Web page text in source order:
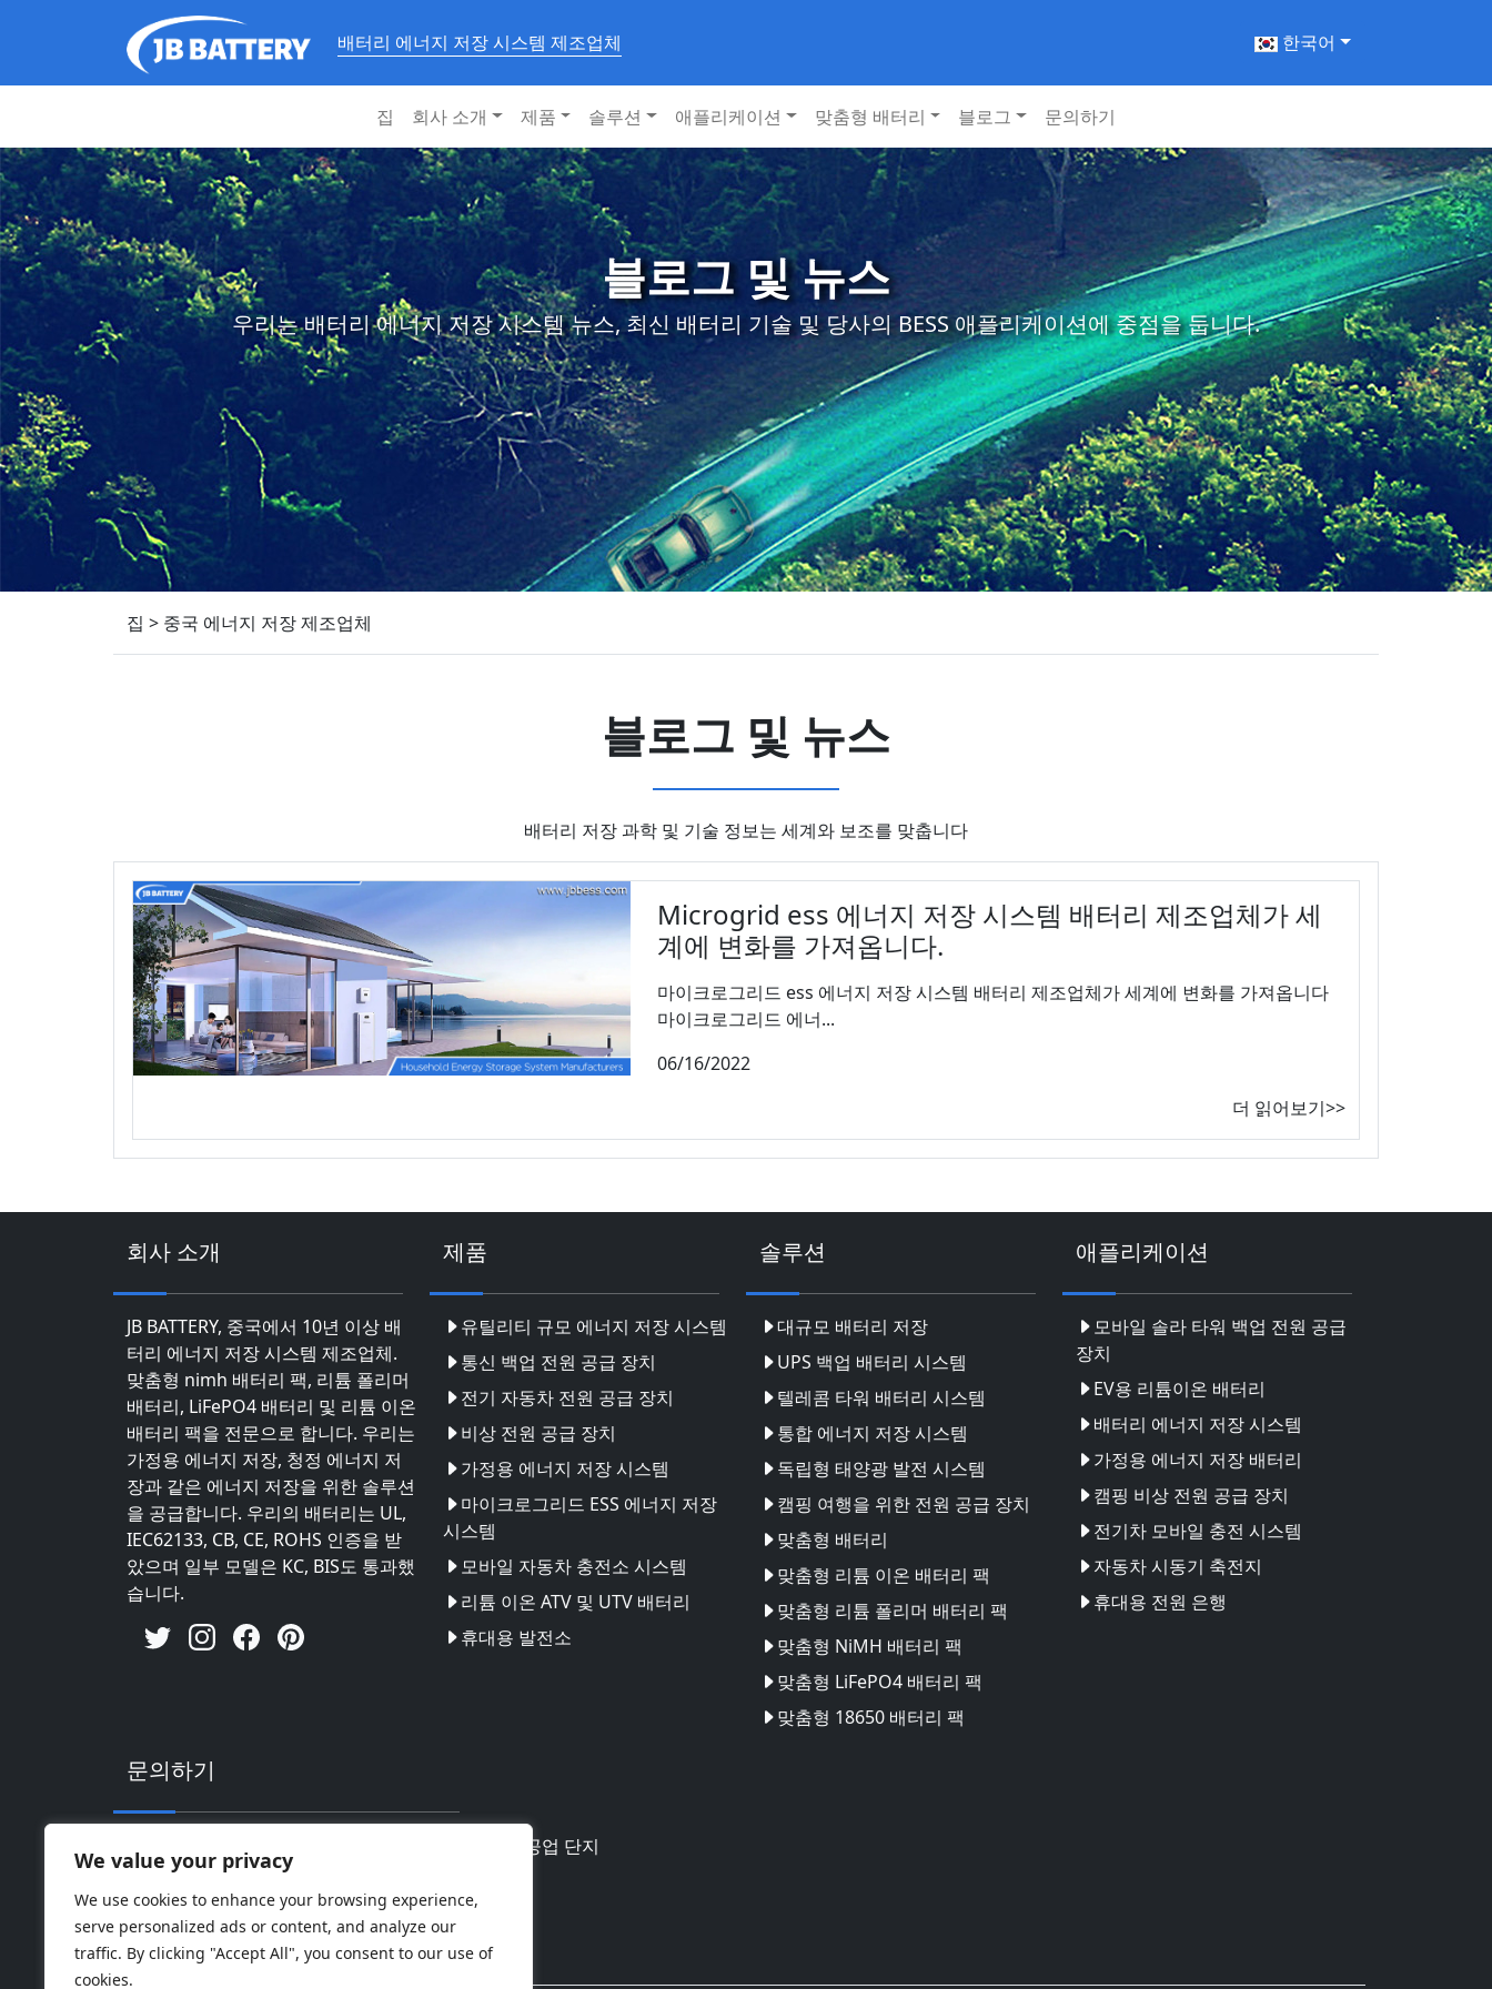
We value your privacy
We use cookies to enhance your browsing experience,
serve personalized ads or content, and analyze our
traffic. By clicking "Accept All", you consent to our use of
cookies.
배터리 에너지 저장 시스템 제조업체 한국어
집 회사 소개 제품 솔루션 애플리케이션 맞춤형 배터리 블로그 문의하기
블로그 및 뉴스
우리는 배터리 에너지 저장 시스템 뉴스, 최신 배터리 기술 및 당사의 BESS 애플리케이션에 중점을 둡니다.
집 > 중국 에너지 저장 제조업체
블로그 및 뉴스
배터리 저장 과학 및 기술 정보는 세계와 보조를 맞춥니다
Microgrid ess 에너지 저장 시스템 배터리 제조업체가 세
계에 변화를 가져옵니다.
마이크로그리드 ess 에너지 저장 시스템 배터리 제조업체가 세계에 변화를 가져옵니다
마이크로그리드 에너...
06/16/2022
더 읽어보기>>
회사 소개
JB BATTERY, 중국에서 10년 이상 배
터리 에너지 저장 시스템 제조업체.
맞춤형 nimh 배터리 팩, 리튬 폴리머
배터리, LiFePO4 배터리 및 리튬 이온
배터리 팩을 전문으로 합니다. 우리는
가정용 에너지 저장, 청정 에너지 저
장과 같은 에너지 저장을 위한 솔루션
을 공급합니다. 우리의 배터리는 UL,
IEC62133, CB, CE, ROHS 인증을 받
았으며 일부 모델은 KC, BIS도 통과했
습니다.
제품
유틸리티 규모 에너지 저장 시스템
통신 백업 전원 공급 장치
전기 자동차 전원 공급 장치
비상 전원 공급 장치
가정용 에너지 저장 시스템
마이크로그리드 ESS 에너지 저장
시스템
모바일 자동차 충전소 시스템
리튬 이온 ATV 및 UTV 배터리
휴대용 발전소
솔루션
대규모 배터리 저장
UPS 백업 배터리 시스템
텔레콤 타워 배터리 시스템
통합 에너지 저장 시스템
독립형 태양광 발전 시스템
캠핑 여행을 위한 전원 공급 장치
맞춤형 배터리
맞춤형 리튬 이온 배터리 팩
맞춤형 리튬 폴리머 배터리 팩
맞춤형 NiMH 배터리 팩
맞춤형 LiFePO4 배터리 팩
맞춤형 18650 배터리 팩
애플리케이션
모바일 솔라 타워 백업 전원 공급
장치
EV용 리튬이온 배터리
배터리 에너지 저장 시스템
가정용 에너지 저장 배터리
캠핑 비상 전원 공급 장치
전기차 모바일 충전 시스템
자동차 시동기 축전지
휴대용 전원 은행
문의하기
주소: 중국 광동성 후이저우시 후이난 하이테크 공업 단지
핸드폰: 0086-18169936698
Email: info@jbbatterychina.com